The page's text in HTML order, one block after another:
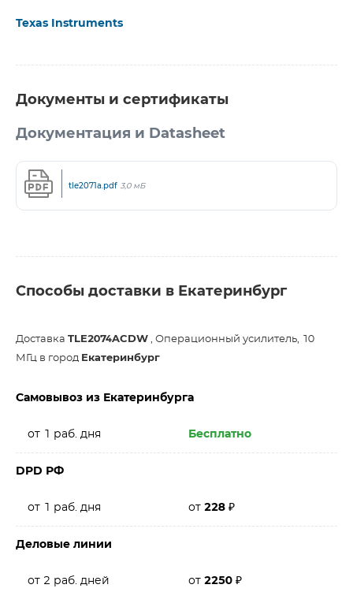
Texas Instruments
Документы и сертификаты
Документация и Datasheet
tle2071a.pdf 3,0 мБ
Способы доставки в Екатеринбург
Доставка TLE2074ACDW , Операционный усилитель, 10
МГц в город Екатеринбург
Самовывоз из Екатеринбурга
от 1 раб. дня Бесплатно
DPD РФ
от 1 раб. дня от 228 ₽
Деловые линии
от 2 раб. дней от 2250 ₽